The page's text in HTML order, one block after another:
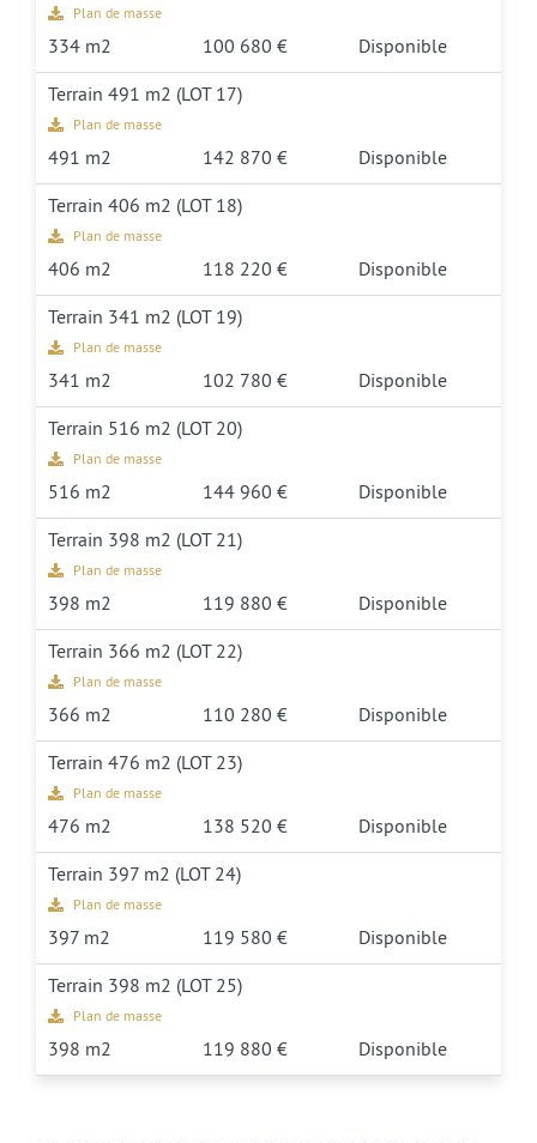
Plan de masse
334 m2 100 680 €
Disponible
Terrain 491 m2 (LOT 17)
Plan de masse
491 m2 142 870 €
Disponible
Terrain 406 m2 (LOT 18)
Plan de masse
406 m2 118 220 €
Disponible
Terrain 341 m2 (LOT 19)
Plan de masse
341 m2 102 780 €
Disponible
Terrain 516 m2 (LOT 20)
Plan de masse
516 m2 144 960 €
Disponible
Terrain 398 m2 (LOT 21)
Plan de masse
398 m2 119 880 €
Disponible
Terrain 366 m2 (LOT 22)
Plan de masse
366 m2 110 280 €
Disponible
Terrain 476 m2 (LOT 23)
Plan de masse
476 m2 138 520 €
Disponible
Terrain 397 m2 (LOT 24)
Plan de masse
397 m2 119 580 €
Disponible
Terrain 398 m2 (LOT 25)
Plan de masse
398 m2 119 880 € Disponible